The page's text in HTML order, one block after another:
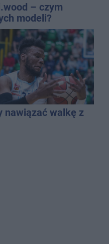
– czym
modeli?
nawiązać walkę z